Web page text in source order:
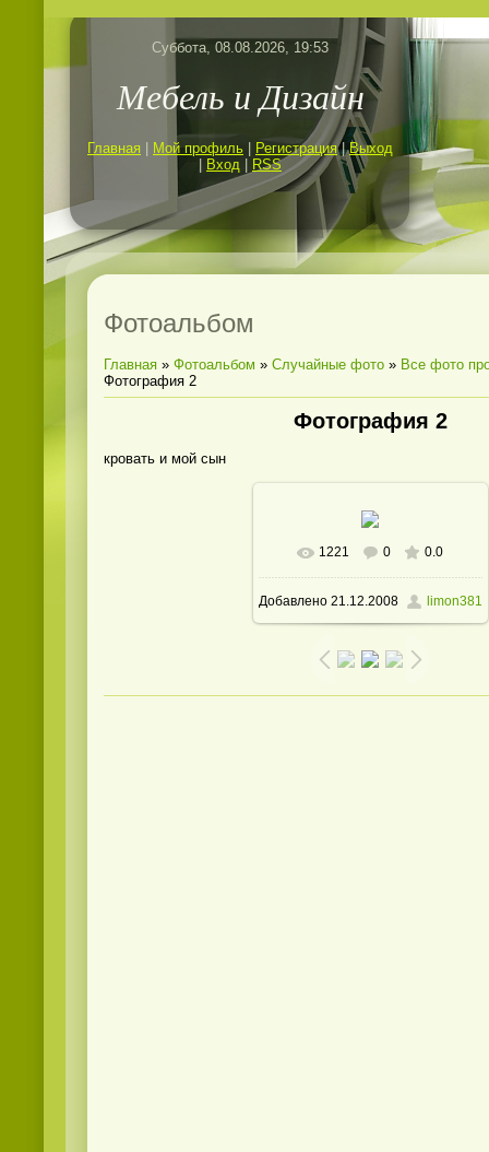
Суббота, 08.08.2026, 19:53
Мебель и Дизайн
Главная Мой профиль Регистрация |Выход
Вход RSS
Фотоальбом
Главная » Фотоальбом » Случайные фото » Все фото
Фотография 2
Фотография 2
кровать и мой сын
В реальном размере
1600x1200/ 376.2Kb
1221 0 0.0
Добавлено21.12.2008 limon381